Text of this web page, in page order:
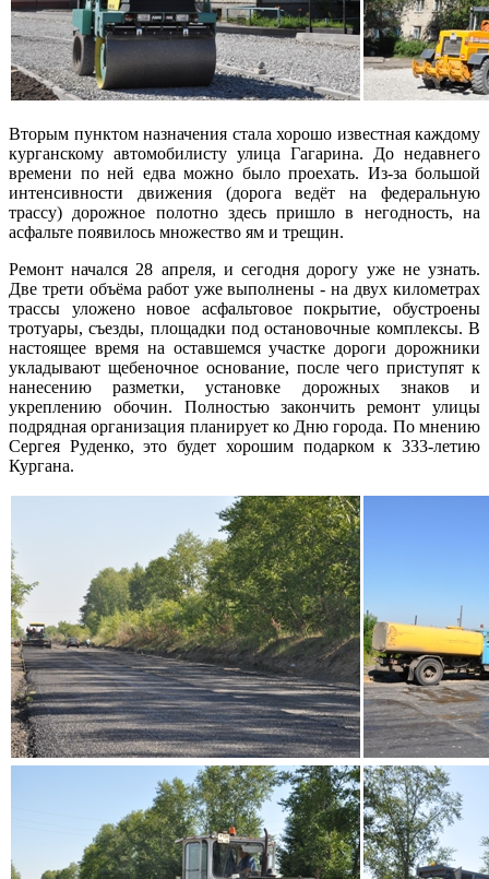
Вторым пунктом назначения стала хорошо известная каждому
курганскому автомобилисту улица Гагарина. До недавнего
времени по ней едва можно было проехать. Из-за большой
интенсивности движения (дорога ведёт на федеральную
трассу) дорожное полотно здесь пришло в негодность, на
асфальте появилось множество ям и трещин.
Ремонт начался 28 апреля, и сегодня дорогу уже не узнать.
Две трети объёма работ уже выполнены - на двух километрах
трассы уложено новое асфальтовое покрытие, обустроены
тротуары, съезды, площадки под остановочные комплексы. В
настоящее время на оставшемся участке дороги дорожники
укладывают щебеночное основание, после чего приступят к
нанесению разметки, установке дорожных знаков и
укреплению обочин. Полностью закончить ремонт улицы
подрядная организация планирует ко Дню города. По мнению
Сергея Руденко, это будет хорошим подарком к 333-летию
Кургана.